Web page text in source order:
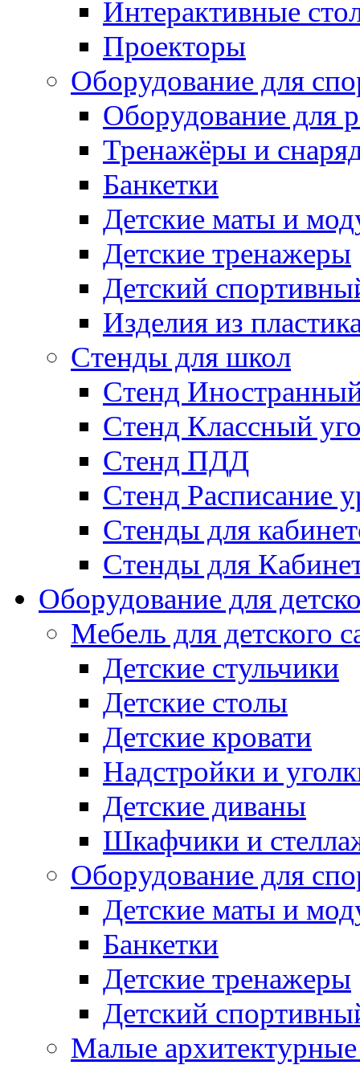
Интерактивные
Проекторы
Оборудование для
Оборудование для
Тренажёры и
Банкетки
Детские маты и
Детские тренажеры
Детский
Изделия из
Стенды для школ
Стенд
Стенд Классный
Стенд ПДД
Стенд Расписание
Стенды для
Стенды для
Оборудование для
Мебель для детского
Детские стульчики
Детские столы
Детские кровати
Надстройки и
Детские диваны
Шкафчики и
Оборудование для
Детские маты и
Банкетки
Детские тренажеры
Детский
Малые